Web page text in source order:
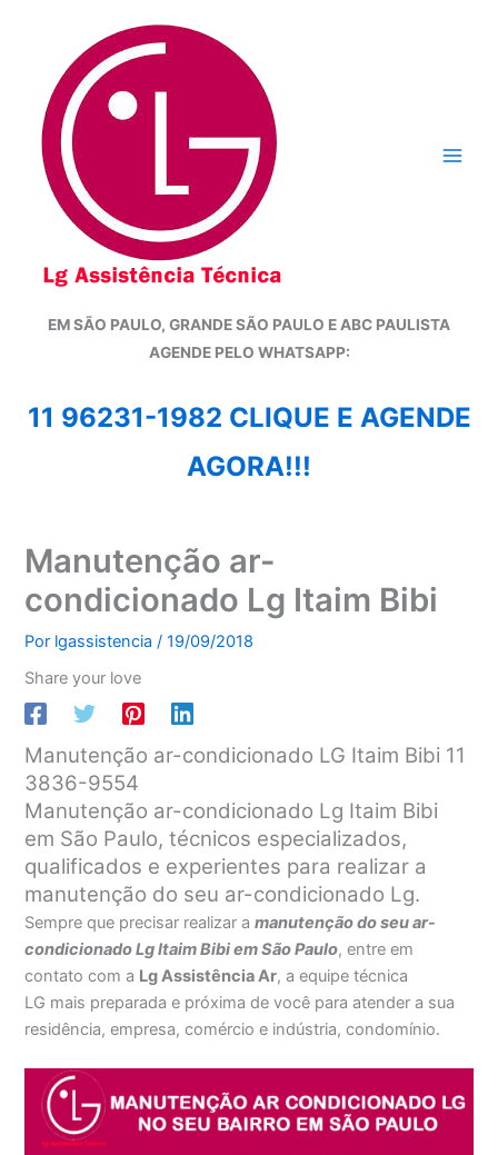
conteúdo
EM SÃO PAULO, GRANDE SÃO PAULO E ABC PAULISTA
AGENDE PELO WHATSAPP:
11 96231-1982 CLIQUE E AGENDE
AGORA!!!
Manutenção ar-
condicionado Lg Itaim Bibi
Por lgassistencia/19/09/2018
Share your love
Manutenção ar-condicionado LG Itaim Bibi 11
3836-9554
Manutenção ar-condicionado Lg Itaim Bibi
em São Paulo, técnicos especializados,
qualificados e experientes para realizar a
manutenção do seu ar-condicionado Lg.
Sempre que precisar realizar amanutenção do seu ar-
condicionado Lg Itaim Bibi em São Paulo, entre em
contato com a Lg Assistência Ar, a equipe técnica
LG mais preparada e próxima de você para atender a sua
residência, empresa, comércio e indústria, condomínio.